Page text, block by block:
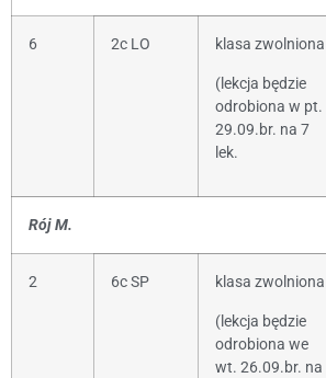
6 2c LO klasa zwolniona
(lekcja będzie
odrobiona w pt.
29.09.br. na 7
lek.
Rój M.
2 6c SP klasa zwolniona
(lekcja będzie
odrobiona we
wt. 26.09.br. na